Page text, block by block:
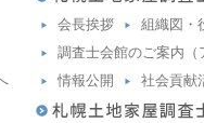
会長挨拶
組織図・
調査士会館のご案内（
情報公開
社会貢献